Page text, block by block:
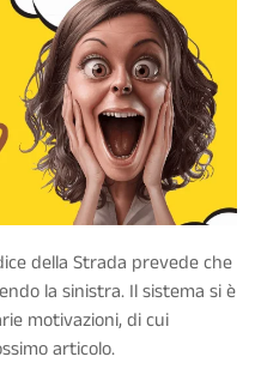
della Strada prevede che
la sinistra. Il sistema si è
motivazioni, di cui
articolo.